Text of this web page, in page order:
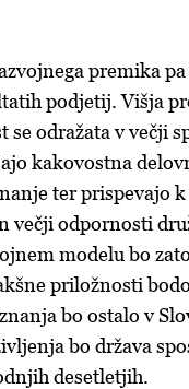
premika pa
podjetij. Višja
se odražata v večji
kakovostna
ter prispevajo
večji odpornosti
modelu bo
priložnosti
bo ostalo v
bo država
desetletjih.